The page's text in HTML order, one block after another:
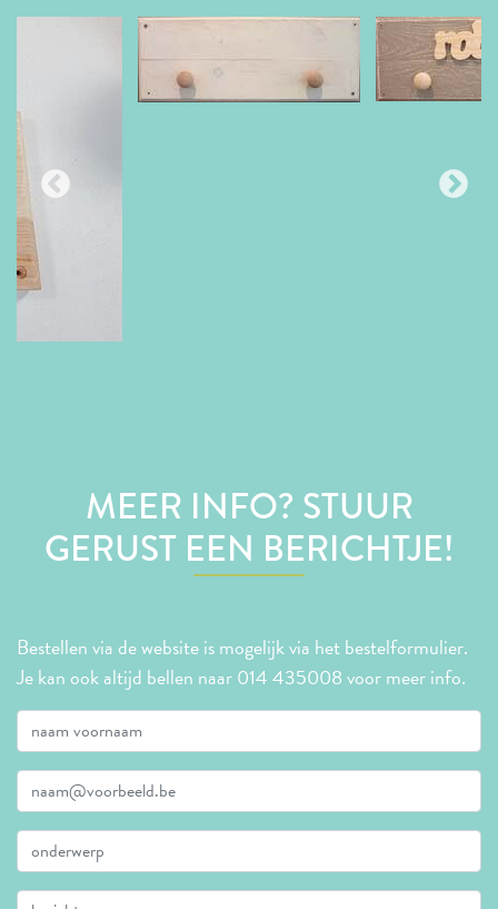
MEER INFO? STUUR
GERUST EEN BERICHTJE!
Bestellen via de website is mogelijk via het bestelformulier.
Je kan ook altijd bellen naar 014 435008 voor meer info.